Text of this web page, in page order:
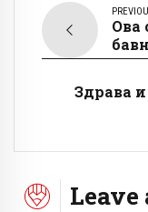
Ова
Здрава
Leave